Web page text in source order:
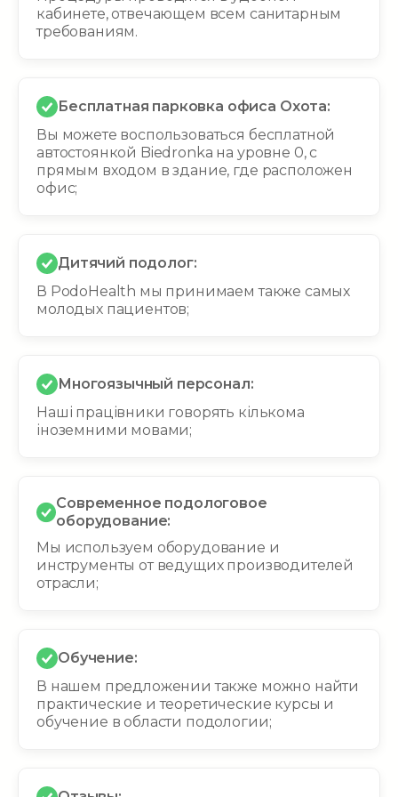
кабинете, отвечающем всем санитарным
требованиям.
Бесплатная парковка офиса Охота:
Вы можете воспользоваться бесплатной
автостоянкой Biedronka на уровне 0, с
прямым входом в здание, где расположен
офис;
Дитячий подолог:
В PodoHealth мы принимаем также самых
молодых пациентов;
Многоязычный персонал:
Наші працівники говорять кількома
іноземними мовами;
Современное подологовое
оборудование:
Мы используем оборудование и
инструменты от ведущих производителей
отрасли;
Обучение:
В нашем предложении также можно найти
практические и теоретические курсы и
обучение в области подологии;